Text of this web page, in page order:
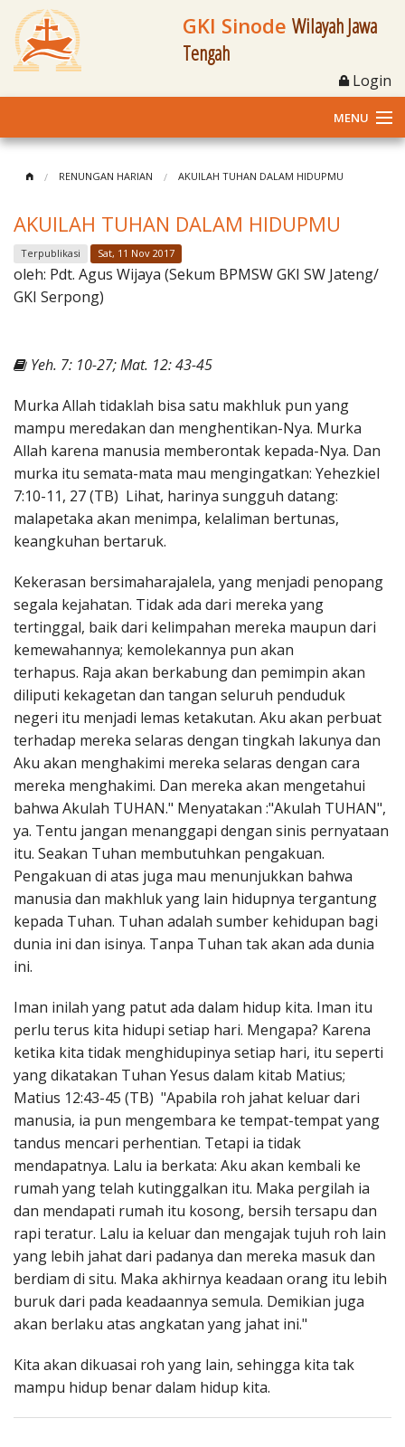
GKI Sinode Wilayah Jawa
Tengah
Login
MENU
Klasis dan Jemaat
Berita Kegiatan
Materi
RENUNGAN HARIAN AKUILAH TUHAN DALAM HIDUPMU
AKUILAH TUHAN DALAM HIDUPMU
Terpublikasi Sat, 11 Nov 2017
oleh: Pdt. Agus Wijaya (Sekum BPMSW GKI SW Jateng/
GKI Serpong)
Yeh. 7: 10-27; Mat. 12: 43-45
Murka Allah tidaklah bisa satu makhluk pun yang
mampu meredakan dan menghentikan-Nya. Murka
Allah karena manusia memberontak kepada-Nya. Dan
murka itu semata-mata mau mengingatkan: Yehezkiel
7:10-11, 27 (TB) Lihat, harinya sungguh datang:
malapetaka akan menimpa, kelaliman bertunas,
keangkuhan bertaruk.
Kekerasan bersimaharajalela, yang menjadi penopang
segala kejahatan. Tidak ada dari mereka yang
tertinggal, baik dari kelimpahan mereka maupun dari
kemewahannya; kemolekannya pun akan
terhapus. Raja akan berkabung dan pemimpin akan
diliputi kekagetan dan tangan seluruh penduduk
negeri itu menjadi lemas ketakutan. Aku akan perbuat
terhadap mereka selaras dengan tingkah lakunya dan
Aku akan menghakimi mereka selaras dengan cara
mereka menghakimi. Dan mereka akan mengetahui
bahwa Akulah TUHAN." Menyatakan :"Akulah TUHAN",
ya. Tentu jangan menanggapi dengan sinis pernyataan
itu. Seakan Tuhan membutuhkan pengakuan.
Pengakuan di atas juga mau menunjukkan bahwa
manusia dan makhluk yang lain hidupnya tergantung
kepada Tuhan. Tuhan adalah sumber kehidupan bagi
dunia ini dan isinya. Tanpa Tuhan tak akan ada dunia
ini.
Iman inilah yang patut ada dalam hidup kita. Iman itu
perlu terus kita hidupi setiap hari. Mengapa? Karena
ketika kita tidak menghidupinya setiap hari, itu seperti
yang dikatakan Tuhan Yesus dalam kitab Matius;
Matius 12:43-45 (TB) "Apabila roh jahat keluar dari
manusia, ia pun mengembara ke tempat-tempat yang
tandus mencari perhentian. Tetapi ia tidak
mendapatnya. Lalu ia berkata: Aku akan kembali ke
rumah yang telah kutinggalkan itu. Maka pergilah ia
dan mendapati rumah itu kosong, bersih tersapu dan
rapi teratur. Lalu ia keluar dan mengajak tujuh roh lain
yang lebih jahat dari padanya dan mereka masuk dan
berdiam di situ. Maka akhirnya keadaan orang itu lebih
buruk dari pada keadaannya semula. Demikian juga
akan berlaku atas angkatan yang jahat ini."
Kita akan dikuasai roh yang lain, sehingga kita tak
mampu hidup benar dalam hidup kita.